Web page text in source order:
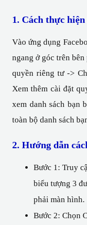
1. Cách thực
Vào ứng dụng
ngang ở góc trên
quyền riêng tư ->
Xem thêm cài đặt
xem danh sách bạn
toàn bộ danh sách
2. Hướng dẫn
Bước 1: Truy
biểu tượng 3
phải màn hình.
Bước 2: Chọn